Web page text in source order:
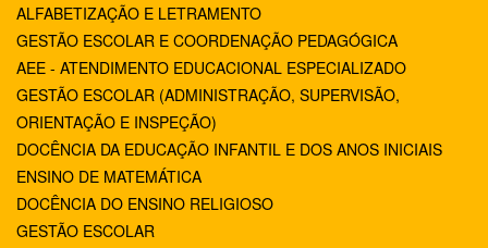
ALFABETIZAÇÃO E LETRAMENTO
GESTÃO ESCOLAR E COORDENAÇÃO PEDAGÓGICA
AEE - ATENDIMENTO EDUCACIONAL ESPECIALIZADO
GESTÃO ESCOLAR (ADMINISTRAÇÃO, SUPERVISÃO,
ORIENTAÇÃO E INSPEÇÃO)
DOCÊNCIA DA EDUCAÇÃO INFANTIL E DOS ANOS INICIAIS
ENSINO DE MATEMÁTICA
DOCÊNCIA DO ENSINO RELIGIOSO
GESTÃO ESCOLAR